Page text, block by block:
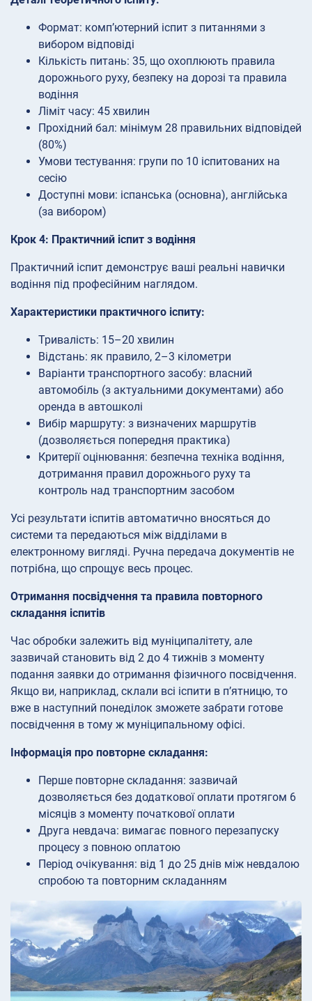
Формат: комп’ютерний іспит з питаннями з
вибором відповіді
Кількість питань: 35, що охоплюють правила
дорожнього руху, безпеку на дорозі та правила
водіння
Ліміт часу: 45 хвилин
Прохідний бал: мінімум 28 правильних відповідей
(80%)
Умови тестування: групи по 10 іспитованих на
сесію
Доступні мови: іспанська (основна), англійська
(за вибором)
Крок 4: Практичний іспит з водіння
Практичний іспит демонструє ваші реальні навички
водіння під професійним наглядом.
Характеристики практичного іспиту:
Тривалість: 15–20 хвилин
Відстань: як правило, 2–3 кілометри
Варіанти транспортного засобу: власний
автомобіль (з актуальними документами) або
оренда в автошколі
Вибір маршруту: з визначених маршрутів
(дозволяється попередня практика)
Критерії оцінювання: безпечна техніка водіння,
дотримання правил дорожнього руху та
контроль над транспортним засобом
Усі результати іспитів автоматично вносяться до
системи та передаються між відділами в
електронному вигляді. Ручна передача документів не
потрібна, що спрощує весь процес.
Отримання посвідчення та правила повторного
складання іспитів
Час обробки залежить від муніципалітету, але
зазвичай становить від 2 до 4 тижнів з моменту
подання заявки до отримання фізичного посвідчення.
Якщо ви, наприклад, склали всі іспити в п’ятницю, то
вже в наступний понеділок зможете забрати готове
посвідчення в тому ж муніципальному офісі.
Інформація про повторне складання:
Перше повторне складання: зазвичай
дозволяється без додаткової оплати протягом 6
місяців з моменту початкової оплати
Друга невдача: вимагає повного перезапуску
процесу з повною оплатою
Період очікування: від 1 до 25 днів між невдалою
спробою та повторним складанням